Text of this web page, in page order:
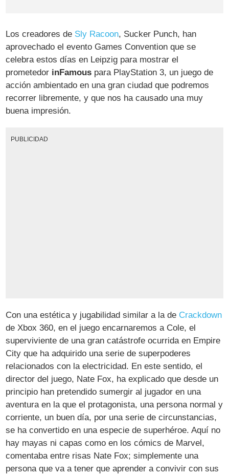
Los creadores de Sly Racoon, Sucker Punch, han
aprovechado el evento Games Convention que se
celebra estos días en Leipzig para mostrar el
prometedor inFamous para PlayStation 3, un juego de
acción ambientado en una gran ciudad que podremos
recorrer libremente, y que nos ha causado una muy
buena impresión.
PUBLICIDAD
Con una estética y jugabilidad similar a la de Crackdown
de Xbox 360, en el juego encarnaremos a Cole, el
superviviente de una gran catástrofe ocurrida en Empire
City que ha adquirido una serie de superpoderes
relacionados con la electricidad. En este sentido, el
director del juego, Nate Fox, ha explicado que desde un
principio han pretendido sumergir al jugador en una
aventura en la que el protagonista, una persona normal y
corriente, un buen día, por una serie de circunstancias,
se ha convertido en una especie de superhéroe. Aquí no
hay mayas ni capas como en los cómics de Marvel,
comentaba entre risas Nate Fox; simplemente una
persona que va a tener que aprender a convivir con sus